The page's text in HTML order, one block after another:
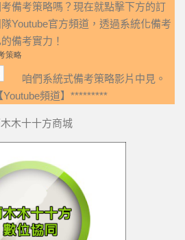
備考策略嗎？現在就點擊下方的訂
Youtube官方頻道，透過系統化備考
備考實力！
咱們系統式備考策略影片中見。
頻道】*********
木十十方商城